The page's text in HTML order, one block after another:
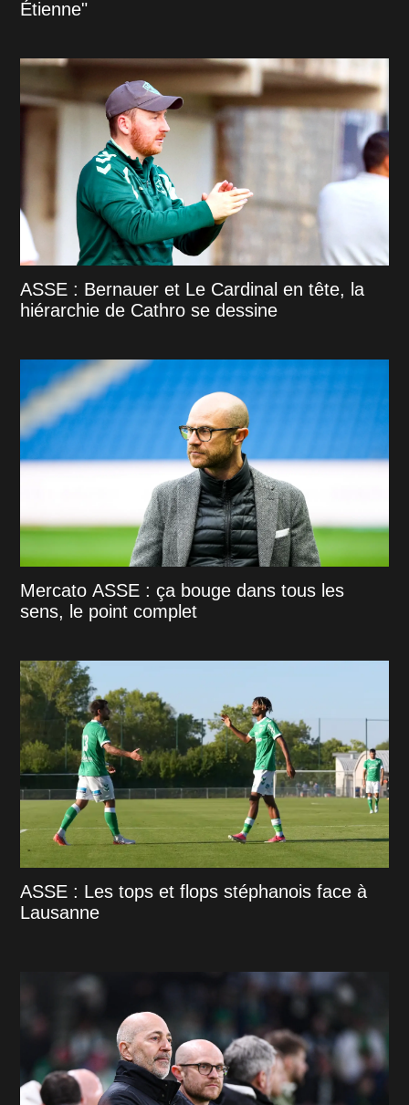
Étienne"
ASSE : Bernauer et Le Cardinal en tête, la
hiérarchie de Cathro se dessine
Mercato ASSE : ça bouge dans tous les
sens, le point complet
ASSE : Les tops et flops stéphanois face à
Lausanne